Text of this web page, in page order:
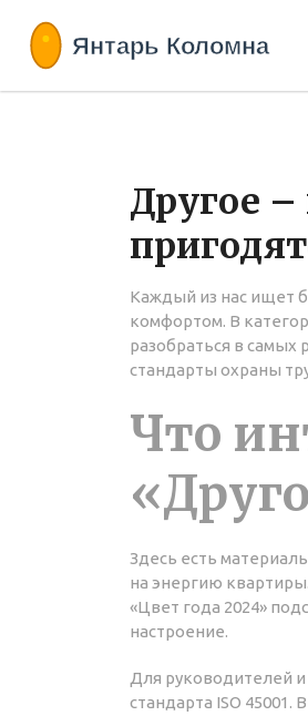
Другое –
Каждый из нас ищет
комфортом. В
разобраться в самых
стандарты охраны
Что
Здесь есть
на энергию
«Цвет года 2024»
настроение.
Для руководителей
стандарта ISO 45001.